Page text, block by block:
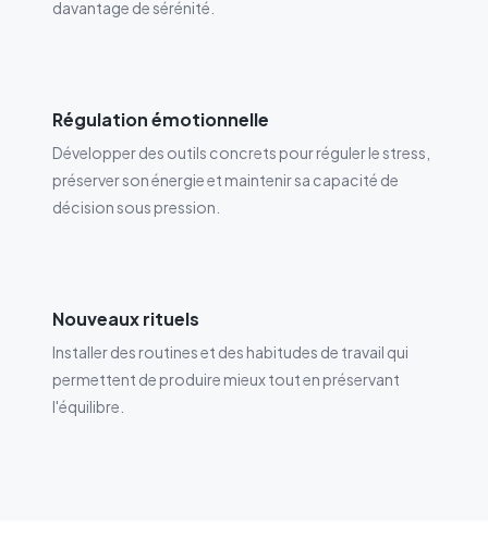
davantage de sérénité.
Régulation émotionnelle
Développer des outils concrets pour réguler le stress,
préserver son énergie et maintenir sa capacité de
décision sous pression.
Nouveaux rituels
Installer des routines et des habitudes de travail qui
permettent de produire mieux tout en préservant
l'équilibre.